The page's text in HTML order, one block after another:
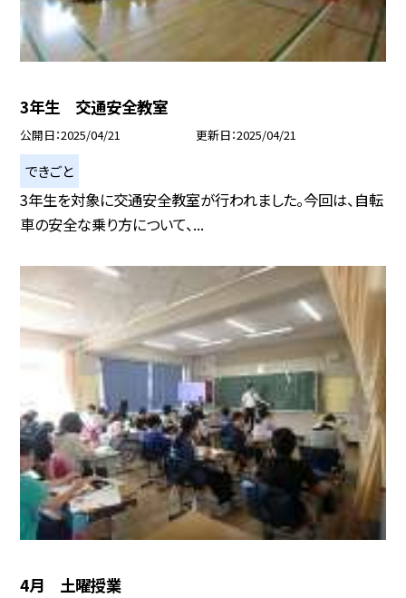
3年生 交通安全教室
公開日 2025/04/21 更新日 2025/04/21
できごと
3年生を対象に交通安全教室が行われました。今回は、自転
車の安全な乗り方について、...
4月 土曜授業